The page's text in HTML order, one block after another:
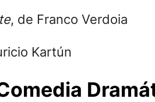
, de Franco Verdoia
Kartún